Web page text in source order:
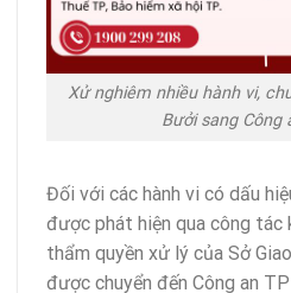
Xử nghiêm nhiều hành vi,
Bưởi sang Công
Đối với các hành vi có dấu
được phát hiện qua công tác
thẩm quyền xử lý của Sở
được chuyển đến Công an